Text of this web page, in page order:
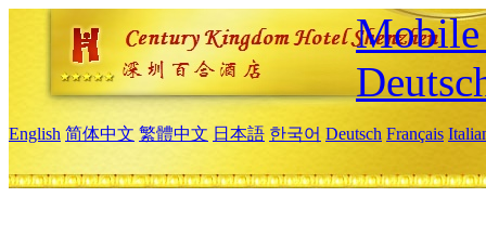
Mobile
English 简体中文 繁體中文 日本語 한국어 Deutsch Français